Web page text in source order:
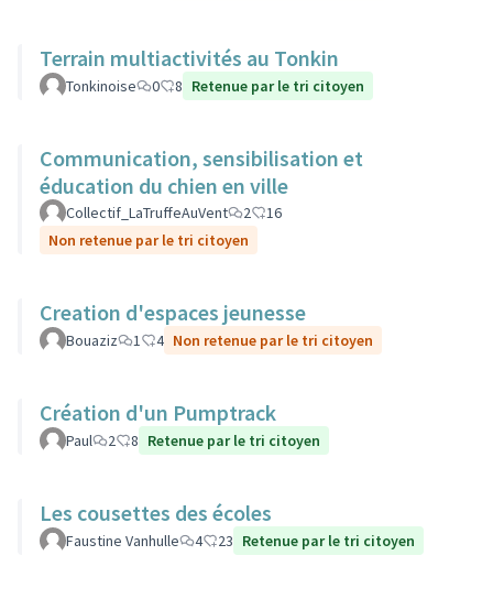
Terrain multiactivités au Tonkin
Tonkinoise 0 8 Retenue par le tri citoyen
Communication, sensibilisation et
éducation du chien en ville
Collectif_LaTruffeAuVent 2
16
Non retenue par le tri citoyen
Creation d'espaces jeunesse
Bouaziz 1 4 Non retenue par le tri citoyen
Création d'un Pumptrack
Paul 2 8 Retenue par le tri citoyen
Les cousettes des écoles
Faustine Vanhulle 4 23 Retenue par le tri citoyen